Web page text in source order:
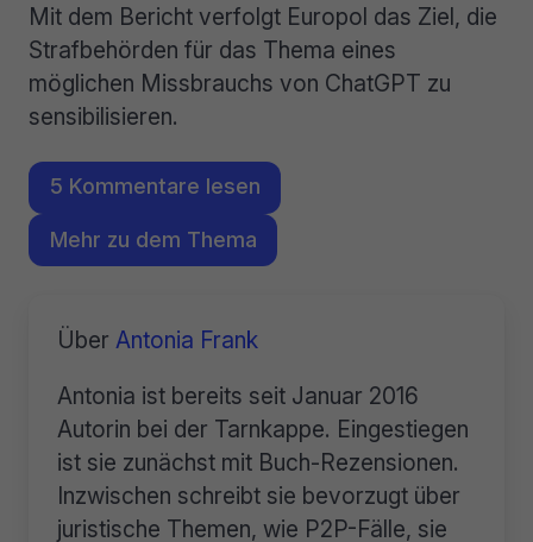
Mit dem Bericht verfolgt Europol das Ziel, die
Strafbehörden für das Thema eines
möglichen Missbrauchs von ChatGPT zu
sensibilisieren.
5 Kommentare lesen
Mehr zu dem Thema
Über Antonia Frank
Antonia ist bereits seit Januar 2016
Autorin bei der Tarnkappe. Eingestiegen
ist sie zunächst mit Buch-Rezensionen.
Inzwischen schreibt sie bevorzugt über
juristische Themen, wie P2P-Fälle, sie